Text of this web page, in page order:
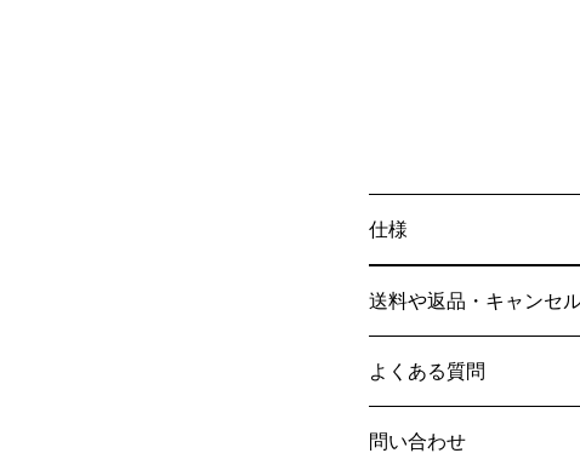
仕様
送料や返品・キャンセ
よくある質問
問い合わせ